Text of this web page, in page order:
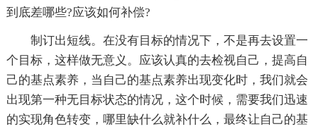
到底差哪些?应该如何补偿?
制订出短线。在没有目标的情况下，不是再去设置一
个目标，这样做无意义。应该认真的去检视自己，提高自
己的基点素养，当自己的基点素养出现变化时，我们就会
出现第一种无目标状态的情况，这个时候，需要我们迅速
的实现角色转变，哪里缺什么就补什么，最终让自己的基